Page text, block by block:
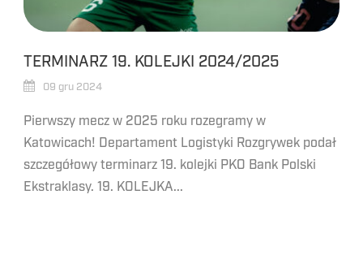
TERMINARZ 19. KOLEJKI 2024/2025
09 gru 2024
Pierwszy mecz w 2025 roku rozegramy w
Katowicach! Departament Logistyki Rozgrywek podał
szczegółowy terminarz 19. kolejki PKO Bank Polski
Ekstraklasy. 19. KOLEJKA...